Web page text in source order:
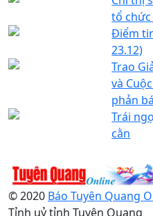
tổ chức
Điểm
23.12)
Trao
và
phản
Trái
cằn
© 2020 Báo Tuyên Quang
Tỉnh uỷ tỉnh Tuyên Quang